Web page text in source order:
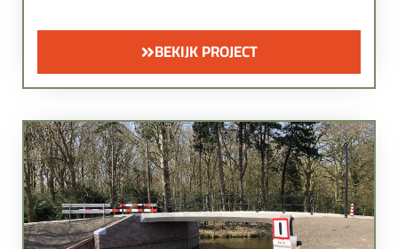
BEKIJK PROJECT